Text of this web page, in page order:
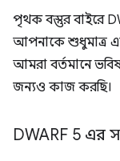
পৃথক বস্তুর বাইরে
আপনাকে শুধুমাত্র
আমরা বর্তমানে
জন্যও কাজ করছি।
DWARF 5 এর